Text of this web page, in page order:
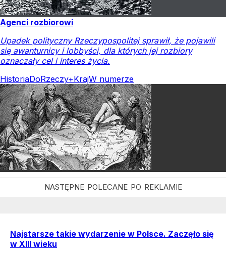
Agenci rozbiorowi
Upadek polityczny Rzeczypospolitej sprawił, że pojawili
się awanturnicy i lobbyści, dla których jej rozbiory
oznaczały cel i interes życia.
HistoriaDoRzeczy+KrajW numerze
Najstarsze takie wydarzenie w Polsce. Zaczęło się
w XIII wieku